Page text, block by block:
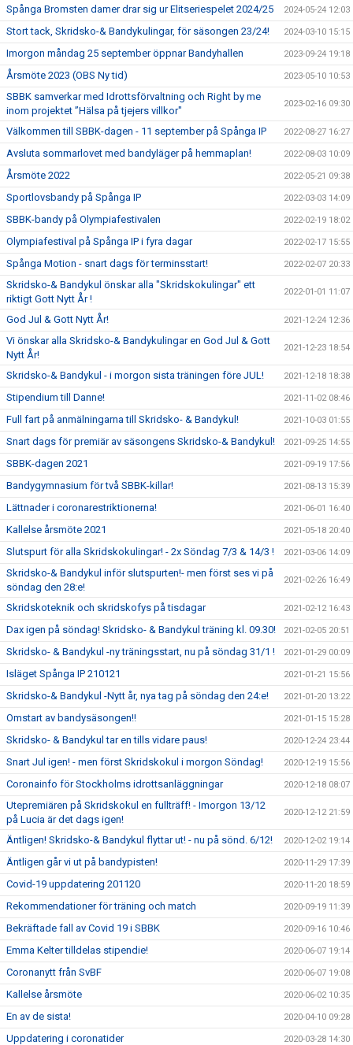
Spånga Bromsten damer drar sig ur Elitseriespelet 2024/25 2024-05-24 12:03
Stort tack, Skridsko-& Bandykulingar, för säsongen 23/24! 2024-03-10 15:15
Imorgon måndag 25 september öppnar Bandyhallen 2023-09-24 19:18
Årsmöte 2023 (OBS Ny tid) 2023-05-10 10:53
SBBK samverkar med Idrottsförvaltning och Right by me
inom projektet ”Hälsa på tjejers villkor"
2023-02-16 09:30
Välkommen till SBBK-dagen - 11 september på Spånga IP 2022-08-27 16:27
Avsluta sommarlovet med bandyläger på hemmaplan! 2022-08-03 10:09
Årsmöte 2022 2022-05-21 09:38
Sportlovsbandy på Spånga IP 2022-03-03 14:09
SBBK-bandy på Olympiafestivalen 2022-02-19 18:02
Olympiafestival på Spånga IP i fyra dagar 2022-02-17 15:55
Spånga Motion - snart dags för terminsstart! 2022-02-07 20:33
Skridsko-& Bandykul önskar alla "Skridskokulingar" ett
riktigt Gott Nytt År !
2022-01-01 11:07
God Jul & Gott Nytt År! 2021-12-24 12:36
Vi önskar alla Skridsko-& Bandykulingar en God Jul & Gott
Nytt År!
2021-12-23 18:54
Skridsko-& Bandykul - i morgon sista träningen före JUL! 2021-12-18 18:38
Stipendium till Danne! 2021-11-02 08:46
Full fart på anmälningarna till Skridsko- & Bandykul! 2021-10-03 01:55
Snart dags för premiär av säsongens Skridsko-& Bandykul! 2021-09-25 14:55
SBBK-dagen 2021 2021-09-19 17:56
Bandygymnasium för två SBBK-killar! 2021-08-13 15:39
Lättnader i coronarestriktionerna! 2021-06-01 16:40
Kallelse årsmöte 2021 2021-05-18 20:40
Slutspurt för alla Skridskokulingar! - 2x Söndag 7/3 & 14/3 ! 2021-03-06 14:09
Skridsko-& Bandykul inför slutspurten!- men först ses vi på
söndag den 28:e!
2021-02-26 16:49
Skridskoteknik och skridskofys på tisdagar 2021-02-12 16:43
Dax igen på söndag! Skridsko- & Bandykul träning kl. 09.30! 2021-02-05 20:51
Skridsko- & Bandykul -ny träningsstart, nu på söndag 31/1 ! 2021-01-29 00:09
Isläget Spånga IP 210121 2021-01-21 15:56
Skridsko-& Bandykul -Nytt år, nya tag på söndag den 24:e! 2021-01-20 13:22
Omstart av bandysäsongen!! 2021-01-15 15:28
Skridsko- & Bandykul tar en tills vidare paus! 2020-12-24 23:44
Snart Jul igen! - men först Skridskokul i morgon Söndag! 2020-12-19 15:56
Coronainfo för Stockholms idrottsanläggningar 2020-12-18 08:07
Utepremiären på Skridskokul en fullträff! - Imorgon 13/12
på Lucia är det dags igen!
2020-12-12 21:59
Äntligen! Skridsko-& Bandykul flyttar ut! - nu på sönd. 6/12! 2020-12-02 19:14
Äntligen går vi ut på bandypisten! 2020-11-29 17:39
Covid-19 uppdatering 201120 2020-11-20 18:59
Rekommendationer för träning och match 2020-09-19 11:39
Bekräftade fall av Covid 19 i SBBK 2020-09-16 10:46
Emma Kelter tilldelas stipendie! 2020-06-07 19:14
Coronanytt från SvBF 2020-06-07 19:08
Kallelse årsmöte 2020-06-02 10:35
En av de sista! 2020-04-10 09:28
Uppdatering i coronatider 2020-03-28 14:30